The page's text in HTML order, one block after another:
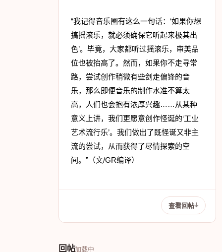
“我记得音乐圈有这么一句话：‘如果你想
搞摇滚乐，就必须确保它听起来极其出
色’。毕竟，大家都听过摇滚乐，审美品
位也被抬高了。然而，如果你不走寻常
路，尝试创作稍微有些剑走偏锋的音
乐，那么即便音乐的制作水准不算太
高，人们也会抱有浓厚兴趣……从某种
意义上讲，我们更愿意创作怪诞的‘工业
艺术流行乐’。我们做出了既怪诞又非主
流的尝试，从而获得了尽情探索的空
间。”（文/GR编译）
查看回帖
回帖加载中